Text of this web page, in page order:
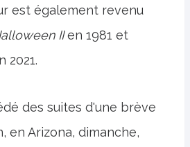
est également revenu
IIen 1981 et
2021.
des suites d'une brève
en Arizona, dimanche,